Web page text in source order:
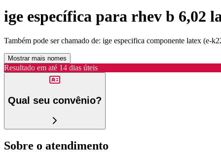
ige específica para rhev b 6,02
Também pode ser chamado de: ige especifica componente latex (e-
Mostrar mais nomes
Resultado em até 14 dias úteis
Qual seu convênio?
Sobre o atendimento